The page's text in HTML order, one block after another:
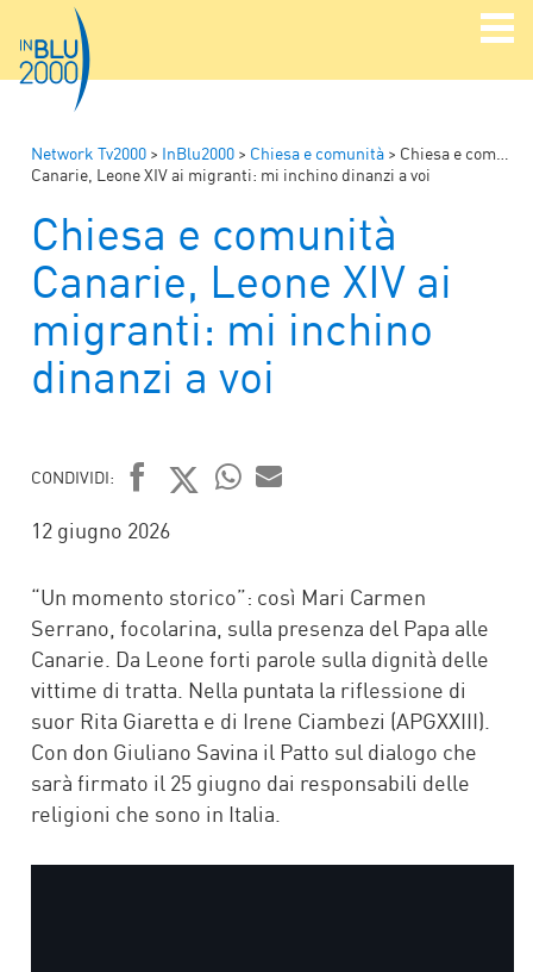
Network Tv2000 > InBlu2000 > Chiesa e comunità > Chiesa e comunità
Canarie, Leone XIV ai migranti: mi inchino dinanzi a voi
Chiesa e comunità
Canarie, Leone XIV ai
migranti: mi inchino
dinanzi a voi
CONDIVIDI:
FACEBOOK
TWITTER
12 giugno 2026
“Un momento storico”: così Mari Carmen
Serrano, focolarina, sulla presenza del Papa alle
Canarie. Da Leone forti parole sulla dignità delle
vittime di tratta. Nella puntata la riflessione di
suor Rita Giaretta e di Irene Ciambezi (APGXXIII).
Con don Giuliano Savina il Patto sul dialogo che
sarà firmato il 25 giugno dai responsabili delle
religioni che sono in Italia.